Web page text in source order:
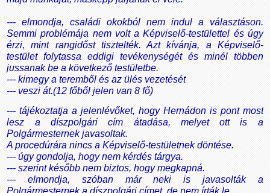
--- elmondja, családi okokból nem indul a választáson.
Semmi problémája nem volt a Képviselő-testülettel és úgy
érzi, mint rangidőst tisztelték. Azt kívánja, a Képviselő-
testület folytassa eddigi tevékenységét és minél többen
jussanak be a következő testületbe.
--- kimegy a teremből és az ülés vezetését
--- veszi át.(12 főből jelen van 8 fő)
--- tájékoztatja a jelenlévőket, hogy Hernádon is pont most
lesz a díszpolgári cím átadása, melyet ott is a
Polgármesternek javasoltak.
A procedúrára nincs a Képviselő-testületnek döntése.
--- úgy gondolja, hogy nem kérdés tárgya.
--- szerint később nem biztos, hogy megkapná.
--- elmondja, szóban már neki is javasolták a
Polgármesternek a díszpolgári címet, de nem írták le.